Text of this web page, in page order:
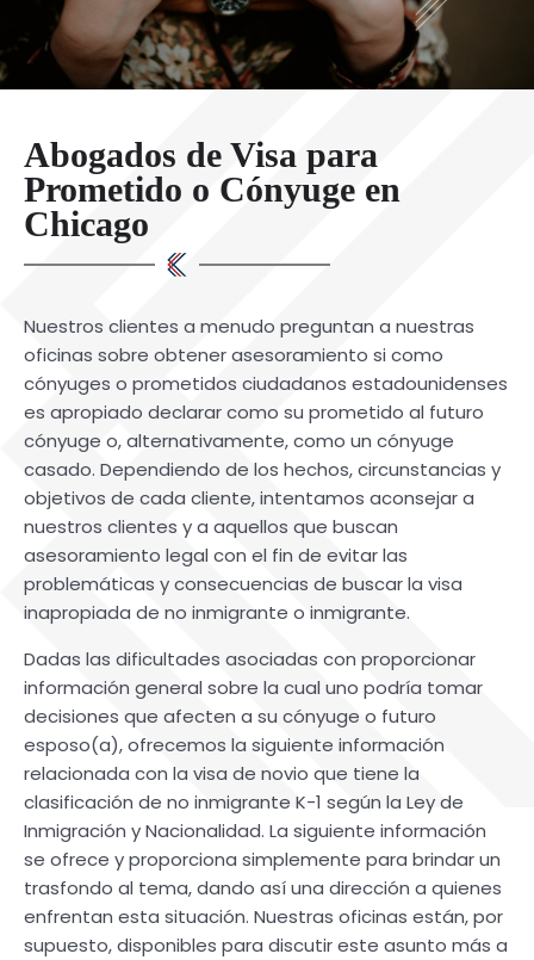
Abogados de Visa para
Prometido o Cónyuge en
Chicago
Nuestros clientes a menudo preguntan a nuestras
oficinas sobre obtener asesoramiento si como
cónyuges o prometidos ciudadanos estadounidenses
es apropiado declarar como su prometido al futuro
cónyuge o, alternativamente, como un cónyuge
casado. Dependiendo de los hechos, circunstancias y
objetivos de cada cliente, intentamos aconsejar a
nuestros clientes y a aquellos que buscan
asesoramiento legal con el fin de evitar las
problemáticas y consecuencias de buscar la visa
inapropiada de no inmigrante o inmigrante.
Dadas las dificultades asociadas con proporcionar
información general sobre la cual uno podría tomar
decisiones que afecten a su cónyuge o futuro
esposo(a), ofrecemos la siguiente información
relacionada con la visa de novio que tiene la
clasificación de no inmigrante K-1 según la Ley de
Inmigración y Nacionalidad. La siguiente información
se ofrece y proporciona simplemente para brindar un
trasfondo al tema, dando así una dirección a quienes
enfrentan esta situación. Nuestras oficinas están, por
supuesto, disponibles para discutir este asunto más a